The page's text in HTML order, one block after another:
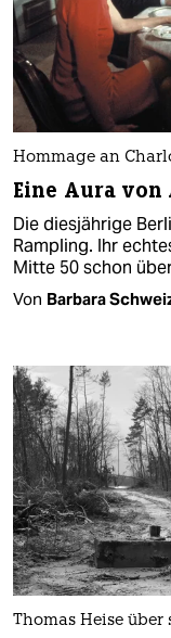
Hommage an
Eine Aura
Die diesjährige
Rampling. Ihr
Mitte 50 schon
Von Barbara
Thomas Heise